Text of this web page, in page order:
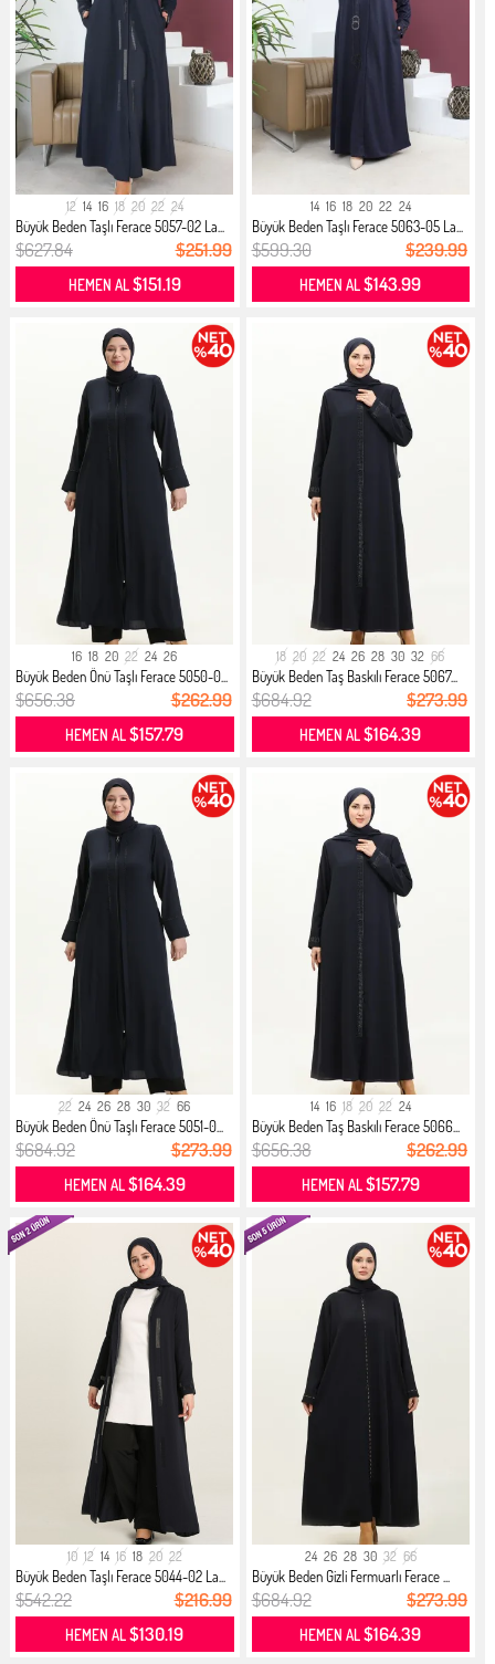
12 14 16 18 20 22 24
Büyük Beden Taşlı Ferace 5057-02 La...
$627.84 $251.99
HEMEN AL$151.19
14 16 18 20 22 24
Büyük Beden Taşlı Ferace 5063-05 La...
$599.30 $239.99
HEMEN AL$143.99
16 18 20 22 24 26
Büyük Beden Önü Taşlı Ferace 5050-0...
$656.38 $262.99
HEMEN AL$157.79
18 20 22 24 26 28 30 32 66
Büyük Beden Taş Baskılı Ferace 5067...
$684.92 $273.99
HEMEN AL$164.39
22 24 26 28 30 32 66
Büyük Beden Önü Taşlı Ferace 5051-0...
$684.92 $273.99
HEMEN AL$164.39
14 16 18 20 22 24
Büyük Beden Taş Baskılı Ferace 5066...
$656.38 $262.99
HEMEN AL$157.79
10 12 14 16 18 20 22
Büyük Beden Taşlı Ferace 5044-02 La...
$542.22 $216.99
HEMEN AL$130.19
24 26 28 30 32 66
Büyük Beden Gizli Fermuarlı Ferace ...
$684.92 $273.99
HEMEN AL$164.39